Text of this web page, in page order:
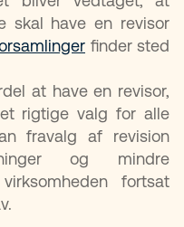
skal have en revisor
finder sted
at have en revisor,
rigtige valg for alle
fravalg af revision
og mindre
fortsat